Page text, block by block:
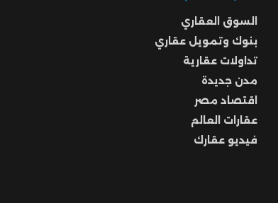
السوق العقاري
بنوك وتمويل عقاري
تداولات عقارية
مدن جديدة
اقتصاد مصر
عقارات العالم
فيديو عقارك